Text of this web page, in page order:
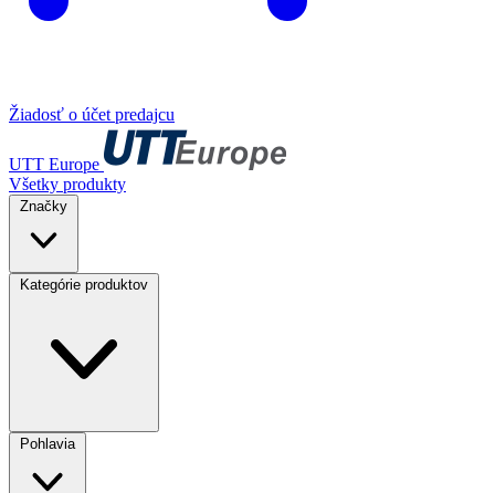
Žiadosť o účet predajcu
UTT Europe
Všetky produkty
Značky
Kategórie produktov
Pohlavia